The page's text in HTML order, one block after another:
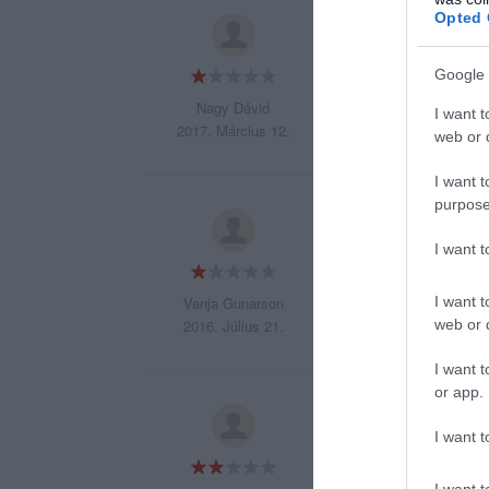
Opted
Google
I want
web or
I want
I want
I want
web or
I want
or app.
I want
Nagy Dávid
2017. Március 12.
Szegény Alfréd
Vanja Gunarson
2016. Július 21.
Terrible service
Stex for letting
Tegnap
Komolyan olyan